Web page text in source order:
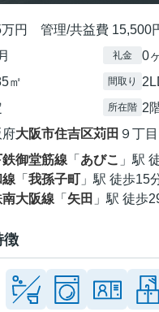
万円 管理/共益費 15,500
礼金 0
㎡ 間取り
所在階 2
府大阪市住吉区苅田 ９丁目
御堂筋線 「 あびこ 」駅
線 「 我孫子町 」駅 徒歩15
大阪線 「 矢田 」駅 徒歩
徴